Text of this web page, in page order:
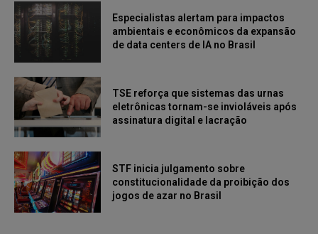
Especialistas alertam para impactos
ambientais e econômicos da expansão
de data centers de IA no Brasil
TSE reforça que sistemas das urnas
eletrônicas tornam-se invioláveis após
assinatura digital e lacração
STF inicia julgamento sobre
constitucionalidade da proibição dos
jogos de azar no Brasil